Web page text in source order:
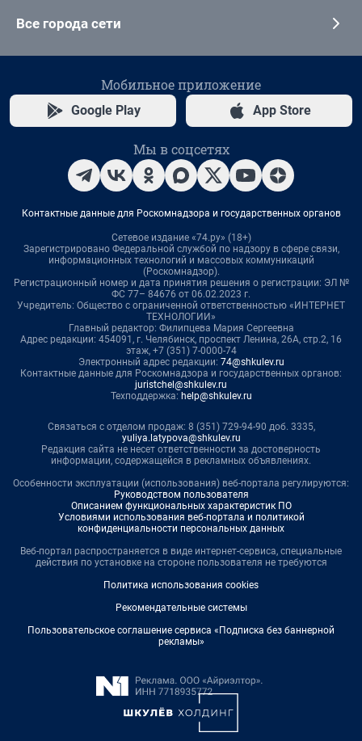
Все города сети
Мобильное приложение
Google Play App Store
Мы в соцсетях
Контактные данные для Роскомнадзора и государственных органов
Сетевое издание «74.ру» (18+)
Зарегистрировано Федеральной службой по надзору в сфере связи,
информационных технологий и массовых коммуникаций
(Роскомнадзор).
Регистрационный номер и дата принятия решения о регистрации: ЭЛ №
ФС 77– 84676 от 06.02.2023 г.
Учредитель: Общество с ограниченной ответственностью «ИНТЕРНЕТ
ТЕХНОЛОГИИ»
Главный редактор: Филипцева Мария Сергеевна
Адрес редакции: 454091, г. Челябинск, проспект Ленина, 26А, стр.2, 16
этаж, +7 (351) 7-0000-74
Электронный адрес редакции: 74@shkulev.ru
Контактные данные для Роскомнадзора и государственных органов:
juristchel@shkulev.ru
Техподдержка: help@shkulev.ru
Связаться с отделом продаж: 8 (351) 729-94-90 доб. 3335,
yuliya.latypova@shkulev.ru
Редакция сайта не несет ответственности за достоверность
информации, содержащейся в рекламных объявлениях.
Особенности эксплуатации (использования) веб-портала регулируются:
Руководством пользователя
Описанием функциональных характеристик ПО
Условиями использования веб-портала и политикой
конфиденциальности персональных данных
Веб-портал распространяется в виде интернет-сервиса, специальные
действия по установке на стороне пользователя не требуются
Политика использования cookies
Рекомендательные системы
Пользовательское соглашение сервиса «Подписка без баннерной
рекламы»